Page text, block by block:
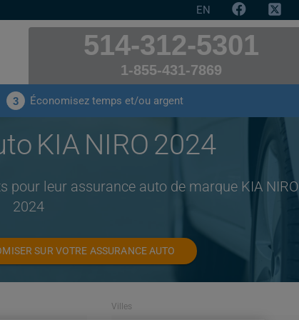
EN
514-312-5301
1-855-431-7869
3 Économisez temps et/ou argent
KIA NIRO 2024
pour leur assurance auto de marque KIA NIRO
2024
SUR VOTRE ASSURANCE AUTO
Villes